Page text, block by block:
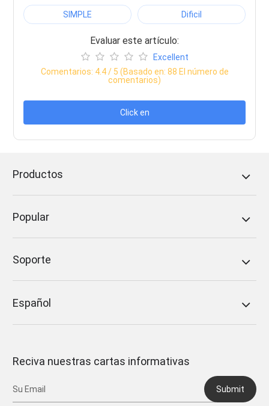
SIMPLE Dificil
Evaluar este artículo:
Excellent
Comentarios: 4.4/ 5 (Basado en: 88 El número de
comentarios)
Click en
Productos
Popular
Soporte
Español
Reciva nuestras cartas informativas
Submit